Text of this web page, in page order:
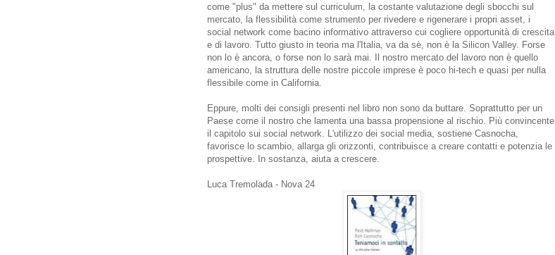
come "plus" da mettere sul curriculum, la costante valutazione degli sbocchi sul
mercato, la flessibilità come strumento per rivedere e rigenerare i propri asset, i
social network come bacino informativo attraverso cui cogliere opportunità di crescita
e di lavoro. Tutto giusto in teoria ma l'Italia, va da sè, non è la Silicon Valley. Forse
non lo è ancora, o forse non lo sarà mai. Il nostro mercato del lavoro non è quello
americano, la struttura delle nostre piccole imprese è poco hi-tech e quasi per nulla
flessibile come in California.
Eppure, molti dei consigli presenti nel libro non sono da buttare. Soprattutto per un
Paese come il nostro che lamenta una bassa propensione al rischio. Più convincente
il capitolo sui social network. L'utilizzo dei social media, sostiene Casnocha,
favorisce lo scambio, allarga gli orizzonti, contribuisce a creare contatti e potenzia le
prospettive. In sostanza, aiuta a crescere.
Luca Tremolada - Nova 24